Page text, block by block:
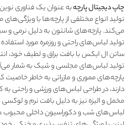
چاپ دیجیتال پارچه‌به عنوان یک فناوری
تولید انواع مختلفی از پارچه‌ها با
می‌کند. پارچه‌های شانتون به دلیل نرمی و
تولید لباس‌های راحتی و روزمره مورد
ساتن ال ایکس با بافت براق و لطیف خود،
تولید لباس‌های مجلسی و شیک به شمار
پارچه‌های مموری و مازراتی به خاطر
دارند، در طراحی لباس‌های ورزشی و راحتی به
مخمل و الیزه نیز به دلیل بافت نرم و لوکسی
لباس‌های شب و دکوراسیون داخلی محبوب